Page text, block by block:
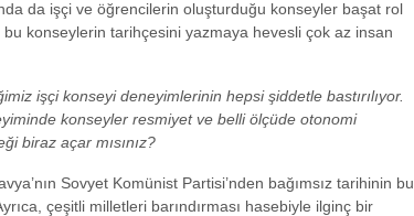
da işçi ve öğrencilerin oluşturduğu konseyler başat rol
bu konseylerin tarihçesini yazmaya hevesli çok az insan
işçi konseyi deneyimlerinin hepsi şiddetle bastırılıyor.
konseyler resmiyet ve belli ölçüde otonomi
biraz açar mısınız?
Sovyet Komünist Partisi’nden bağımsız tarihinin bu
çeşitli milletleri barındırması hasebiyle ilginç bir